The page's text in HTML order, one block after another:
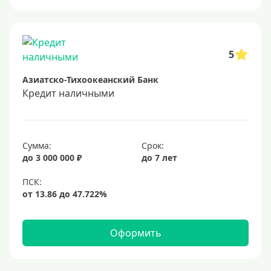
Способы выдачи
Не выходя из дома
С доставкой на дом
Наличными
В долларах США
В евро
Заемщики
5
Азиатско-Тихоокеанский Банк
Кредит наличными
Сумма:
до 3 000 000 ₽
Срок:
до 7 лет
Оформить